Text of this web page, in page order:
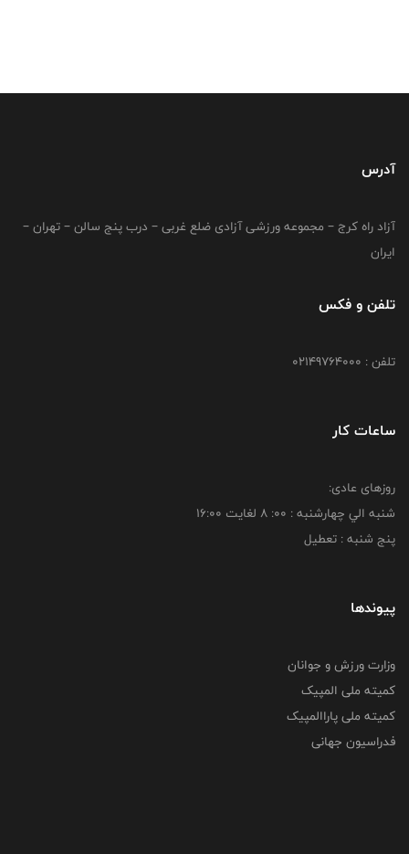
آدرس
آزاد راه کرج – مجموعه ورزشی آزادی ضلع غربی – درب پنج سالن – تهران –
ایران
تلفن و فکس
تلفن : 02149764000
ساعات کار
روزهای عادی:
شنبه الي چهارشنبه : 00: 8 لغايت 16:00
پنج شنبه : تعطیل
پیوندها
وزارت ورزش و جوانان
کمیته ملی المپیک
کمیته ملی پاراالمپیک
فدراسیون جهانی